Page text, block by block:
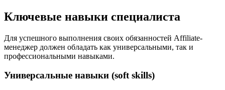
Ключевые навыки специалиста
Для успешного выполнения своих обязанностей Affiliate-
менеджер должен обладать как универсальными, так и
профессиональными навыками.
Универсальные навыки (soft skills)